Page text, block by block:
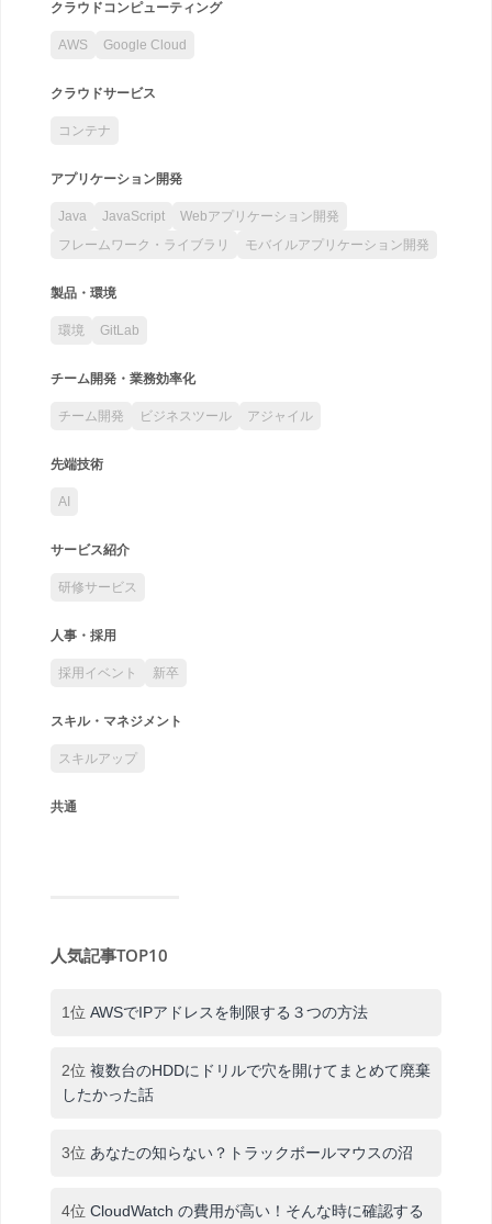
クラウドコンピューティング
AWS Google Cloud
クラウドサービス
コンテナ
アプリケーション開発
Java JavaScript
Webアプリケーション開発
フレームワーク・ライブラリ
モバイルアプリケーション開発
製品・環境
環境 GitLab
チーム開発・業務効率化
チーム開発 ビジネスツール アジャイル
先端技術
AI
サービス紹介
研修サービス
人事・採用
採用イベント 新卒
スキル・マネジメント
スキルアップ
共通
人気記事TOP10
1位 AWSでIPアドレスを制限する３つの方法
2位 複数台のHDDにドリルで穴を開けてまとめて廃棄
したかった話
3位 あなたの知らない？トラックボールマウスの沼
4位 CloudWatch の費用が高い！そんな時に確認する